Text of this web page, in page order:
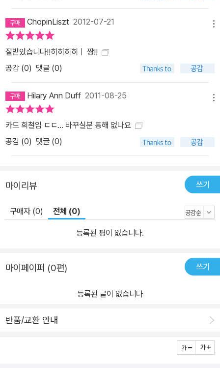
ChopinLiszt 2012-07-21
잘받았습니다!!히히히히ㅣ 짱!!
공감 (0) 댓글 (0)
Hilary Ann Duff 2011-08-25
카드 희철임 ㄷㄷ... 바꾸실분 동해 없나요
공감 (0) 댓글 (0)
마이리뷰 쓰기
구매자 (0) 전체 (0)
등록된 평이 없습니다.
마이페이퍼 (0편) 쓰기
등록된 글이 없습니다
반품/교환 안내